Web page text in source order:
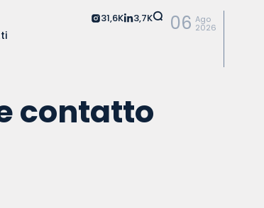
31,6K 3,7K 06 Ago
2026
contatto